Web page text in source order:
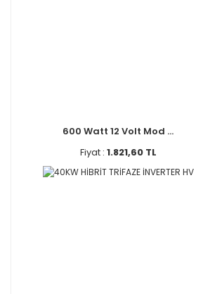
600 Watt 12 Volt Mod ...
Fiyat : 1.821,60 TL